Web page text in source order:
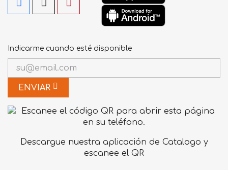
Indicarme cuando esté disponible
ENVIAR
Descargue nuestra aplicación de Catalogo y
escanee el QR